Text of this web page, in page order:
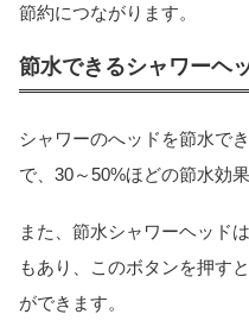
節約につながります。
節水できるシャワーヘ
シャワーのへッドを節水で
で、30～50%ほどの節水効
また、節水シャワーヘッド
もあり、このボタンを押す
ができます。